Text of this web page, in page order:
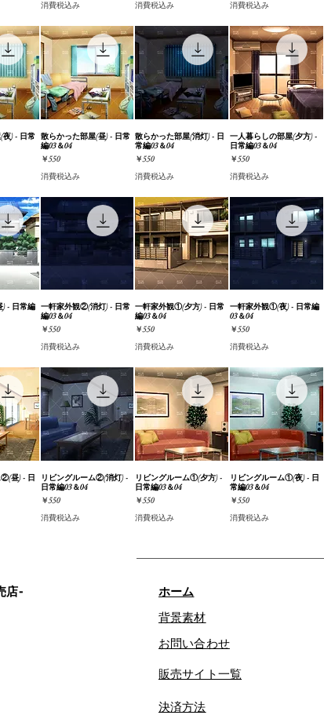
消費税込み
消費税込み
消費税込み
ュー
夜) - 日常
クイックビュー
散らかった部屋(昼) - 日常
編03＆04
価格
￥550
消費税込み
クイックビュー
散らかった部屋(消灯) - 日
常編03＆04
価格
￥550
消費税込み
クイックビュー
一人暮らしの部屋(夕方) -
日常編03＆04
価格
￥550
消費税込み
ュー
- 日常編
クイックビュー
一軒家外観②(消灯) - 日常
編03＆04
価格
￥550
消費税込み
クイックビュー
一軒家外観①(夕方) - 日常
編03＆04
価格
￥550
消費税込み
クイックビュー
一軒家外観①(夜) - 日常編
03＆04
価格
￥550
消費税込み
ュー
昼) - 日
クイックビュー
リビングルーム②(消灯) -
日常編03＆04
価格
￥550
消費税込み
クイックビュー
リビングルーム①(夕方) -
日常編03＆04
価格
￥550
消費税込み
クイックビュー
リビングルーム①(夜) - 日
常編03＆04
価格
￥550
消費税込み
店-
ホーム
背景素材
お問い合わせ
販売サイト一覧
決済方法